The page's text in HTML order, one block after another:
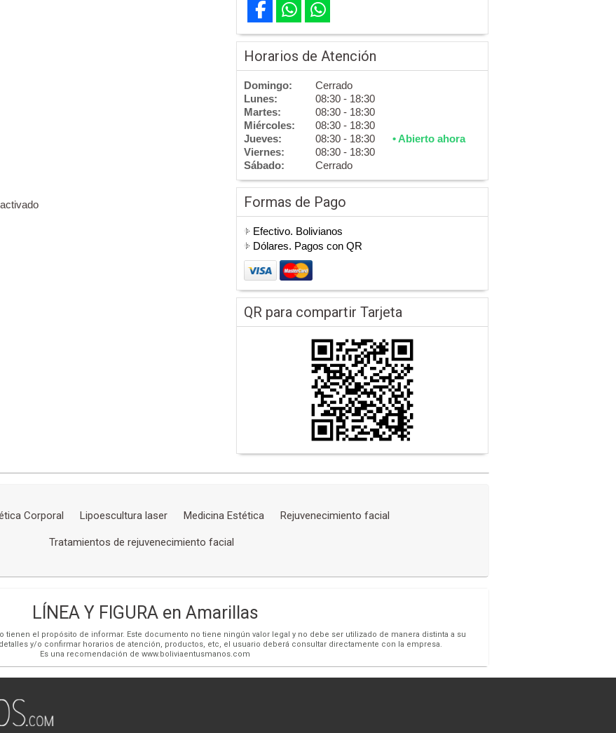
Horarios de Atención
Domingo:
Cerrado
Lunes:
08:30 - 18:30
Martes:
08:30 - 18:30
Miércoles:
08:30 - 18:30
Jueves:
08:30 - 18:30
• Abierto ahora
Viernes:
08:30 - 18:30
Sábado:
Cerrado
Formas de Pago
Efectivo. Bolivianos
Dólares. Pagos con QR
QR para compartir Tarjeta
Corporal Lipoescultura laser Medicina Estética Rejuvenecimiento facial
Tratamientos de rejuvenecimiento facial
LÍNEA Y FIGURA en Amarillas
tienen el propósito de informar. Este documento no tiene ningún valor legal y no debe ser utilizado de manera distinta a su
y/o confirmar horarios de atención, productos, etc, el usuario deberá consultar directamente con la empresa.
Es una recomendación de www.boliviaentusmanos.com